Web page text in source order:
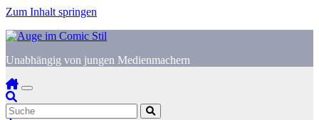
Zum Inhalt springen
Unabhängig von jungen Medienmachern